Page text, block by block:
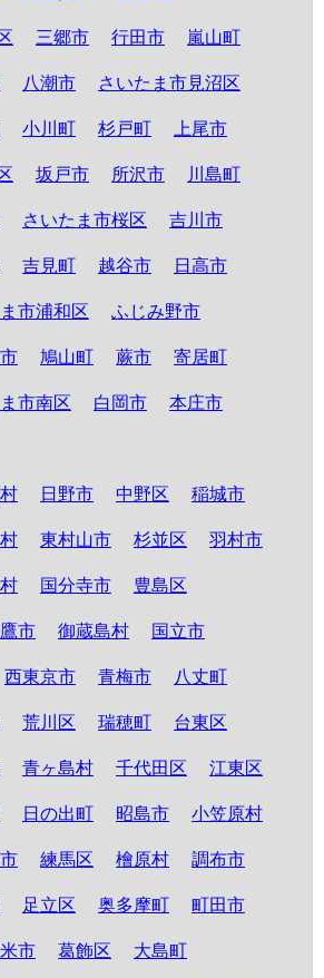
三郷市 行田市 嵐山町
八潮市 さいたま市見沼区
小川町 杉戸町 上尾市
坂戸市 所沢市 川島町
さいたま市桜区 吉川市
吉見町 越谷市 日高市
市浦和区 ふじみ野市
鳩山町 蕨市 寄居町
市南区 白岡市 本庄市
日野市 中野区 稲城市
東村山市 杉並区 羽村市
国分寺市 豊島区
市 御蔵島村 国立市
西東京市 青梅市 八丈町
荒川区 瑞穂町 台東区
青ヶ島村 千代田区 江東区
日の出町 昭島市 小笠原村
練馬区 檜原村 調布市
足立区 奥多摩町 町田市
市 葛飾区 大島町